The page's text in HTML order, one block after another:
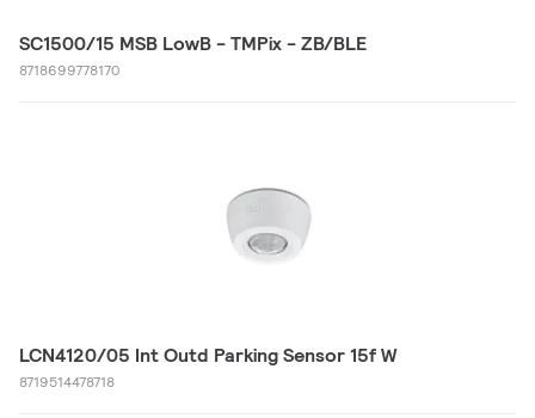
SC1500/15 MSB LowB - TMPix - ZB/BLE
8718699778170
LCN4120/05 Int Outd Parking Sensor 15f W
8719514478718